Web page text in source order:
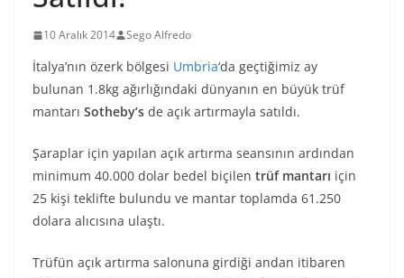
10 Aralık 2014 Sego Alfredo
İtalya’nın özerk bölgesi Umbria‘da geçtiğimiz ay
bulunan 1.8kg ağırlığındaki dünyanın en büyük trüf
mantarı Sotheby’s de açık artırmayla satıldı.
Şaraplar için yapılan açık artırma seansının ardından
minimum 40.000 dolar bedel biçilen trüf mantarı için
25 kişi teklifte bulundu ve mantar toplamda 61.250
dolara alıcısına ulaştı.
Trüfün açık artırma salonuna girdiği andan itibaren